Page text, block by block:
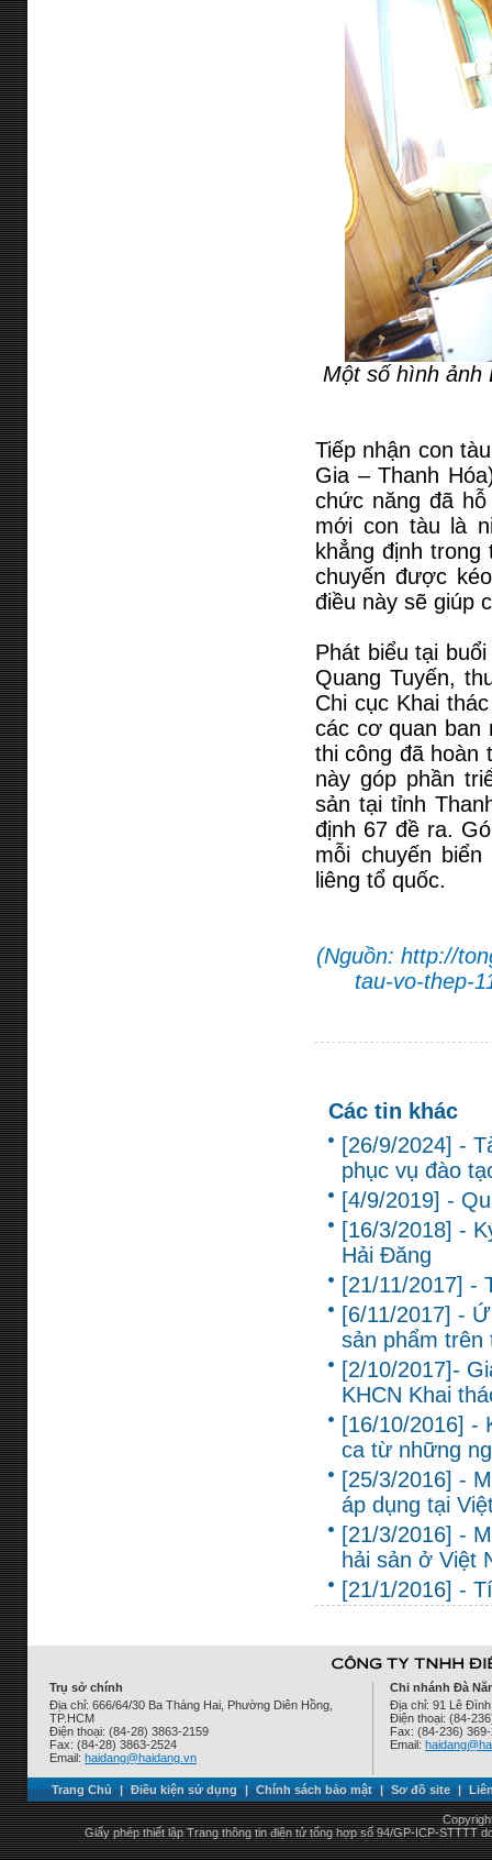
Một số hình ảnh
Tiếp nhận con
Gia – Thanh
chức năng đã
mới con tàu là
khẳng định
chuyến được
điều này sẽ giúp
Phát biểu tại
Quang Tuyến,
Chi cục Khai
các cơ quan ban
thi công đã hoàn
này góp phần
sản tại tỉnh
định 67 đề ra.
mỗi chuyến
liêng tổ quốc.
(Nguồn: http://
tau-vo-thep-
Các tin khác
[26/9/2024] -
phục vụ đào
[4/9/2019] -
[16/3/2018] -
Hải Đăng
[21/11/2017] -
[6/11/2017] -
sản phẩm trên
[2/10/2017]-
KHCN Khai
[16/10/2016] -
ca từ những
[25/3/2016] -
áp dụng tại
[21/3/2016] -
hải sản ở Việt
[21/1/2016] -
Trụ sở chính
Địa chỉ: 666/64/30 Ba Tháng Hai, Phường Diên Hồng,
TP.HCM
Điện thoại: (84-28) 3863-2159
Fax: (84-28) 3863-2524
Email: haidang@haidang.vn
Chi nhánh Đà
Địa chỉ: 91 Lê
Điện thoại: (84-
Fax: (84-236)
Email:
Trang Chủ | Điều kiện sử dụng | Chính sách bảo mật | Sơ đồ site |
Giấy phép thiết lập Trang thông tin điện tử tổng hợp số 94/GP-ICP-STTTT